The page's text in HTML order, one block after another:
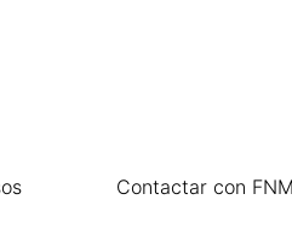
Contactar con